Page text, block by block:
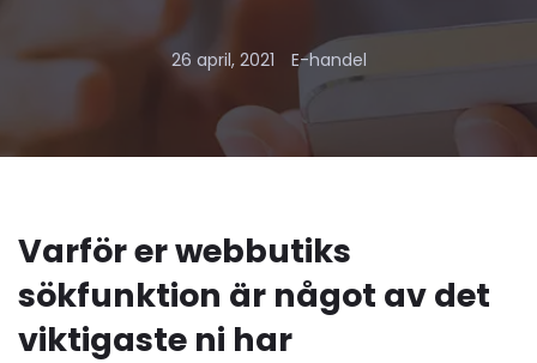
26 april, 2021 E-handel
Varför er webbutiks
sökfunktion är något av det
viktigaste ni har